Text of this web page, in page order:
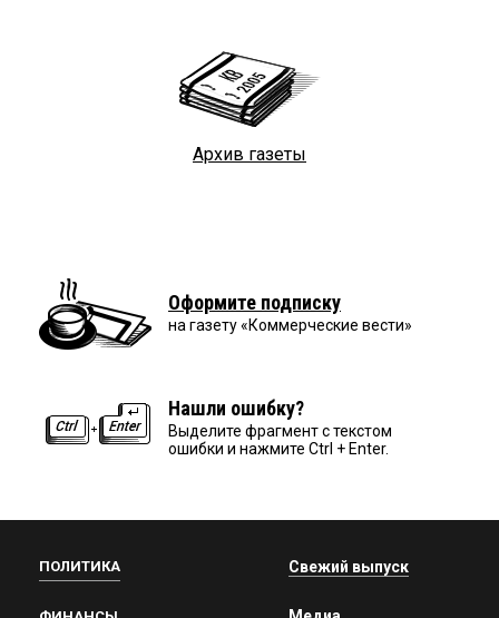
Архив газеты
Оформите подписку
на газету «Коммерческие вести»
Нашли ошибку?
Выделите фрагмент с текстом
ошибки и нажмите Ctrl + Enter.
ПОЛИТИКА Свежий выпуск